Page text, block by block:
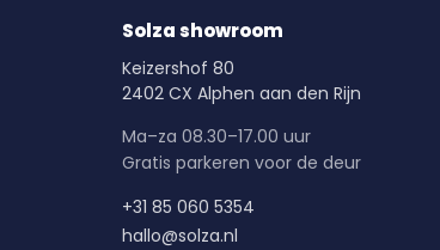
Solza showroom
Keizershof 80
2402 CX Alphen aan den Rijn
Ma–za 08.30–17.00 uur
Gratis parkeren voor de deur
+31 85 060 5354
hallo@solza.nl